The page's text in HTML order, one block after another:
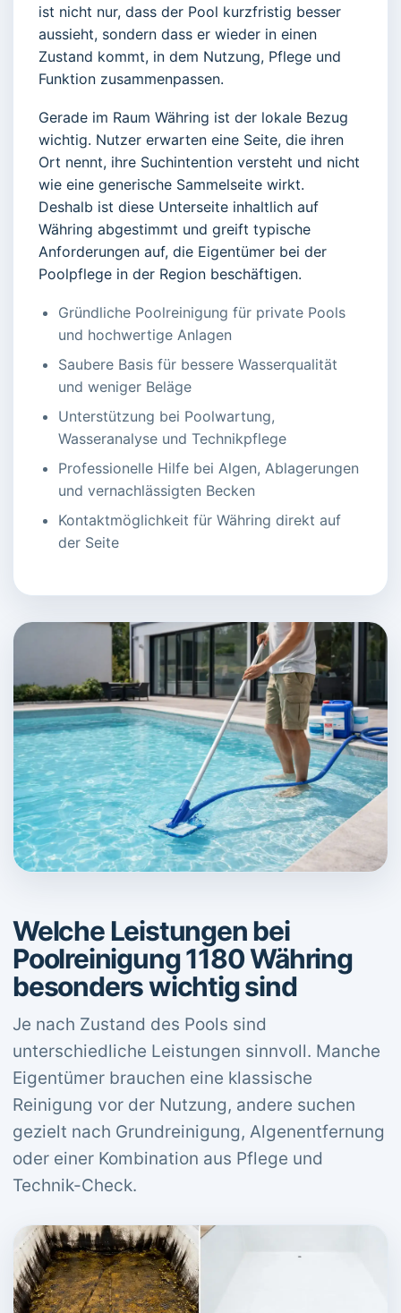
ist nicht nur, dass der Pool kurzfristig besser
aussieht, sondern dass er wieder in einen
Zustand kommt, in dem Nutzung, Pflege und
Funktion zusammenpassen.
Gerade im Raum Währing ist der lokale Bezug
wichtig. Nutzer erwarten eine Seite, die ihren
Ort nennt, ihre Suchintention versteht und nicht
wie eine generische Sammelseite wirkt.
Deshalb ist diese Unterseite inhaltlich auf
Währing abgestimmt und greift typische
Anforderungen auf, die Eigentümer bei der
Poolpflege in der Region beschäftigen.
Gründliche Poolreinigung für private Pools
und hochwertige Anlagen
Saubere Basis für bessere Wasserqualität
und weniger Beläge
Unterstützung bei Poolwartung,
Wasseranalyse und Technikpflege
Professionelle Hilfe bei Algen, Ablagerungen
und vernachlässigten Becken
Kontaktmöglichkeit für Währing direkt auf
der Seite
Welche Leistungen bei
Poolreinigung 1180 Währing
besonders wichtig sind
Je nach Zustand des Pools sind
unterschiedliche Leistungen sinnvoll. Manche
Eigentümer brauchen eine klassische
Reinigung vor der Nutzung, andere suchen
gezielt nach Grundreinigung, Algenentfernung
oder einer Kombination aus Pflege und
Technik-Check.